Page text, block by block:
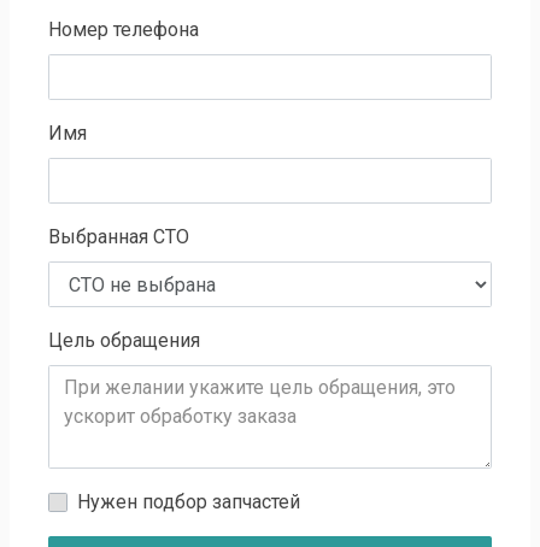
Номер телефона
Имя
Выбранная СТО
Цель обращения
Нужен подбор запчастей